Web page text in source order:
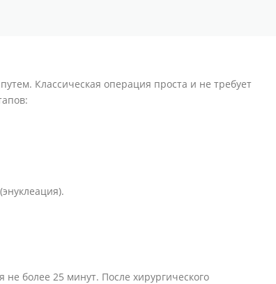
Классическая операция проста и не требует
более 25 минут. После хирургического